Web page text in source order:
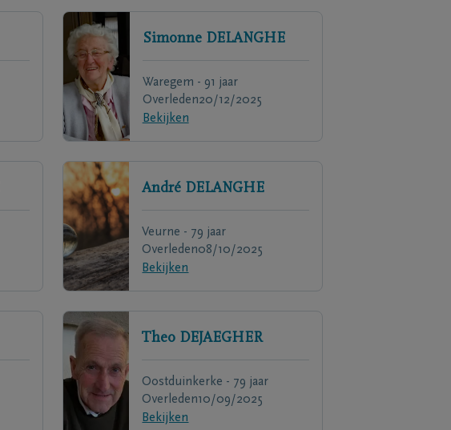
Simonne DELANGHE
Waregem - 91 jaar
Overleden20/12/2025
Bekijken
André DELANGHE
Veurne - 79 jaar
Overleden08/10/2025
Bekijken
Theo DEJAEGHER
Oostduinkerke - 79 jaar
Overleden10/09/2025
Bekijken